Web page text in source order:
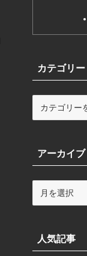
カテゴリー
ーアーカイブ
ブ人気記事